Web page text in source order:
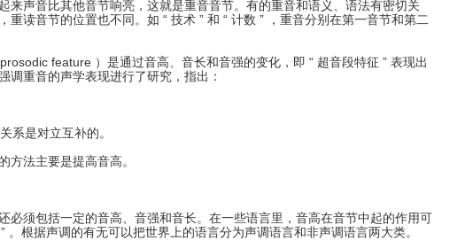
声音比其他音节响亮，这就是重音音节。有的重音和语义、语法有密切关
读音节的位置也不同。如 “ 技术 ” 和 “ 计数 ” ，重音分别在第一音节和第二
feature ）是通过音高、音长和音强的变化，即 “ 超音段特征 ” 表现出
重音的声学表现进行了研究，指出：
系是对立互补的。
方法主要是提高音高。
须包括一定的音高、音强和音长。在一些语言里，音高在音节中起的作用可
根据声调的有无可以把世界上的语言分为声调语言和非声调语言两大类。